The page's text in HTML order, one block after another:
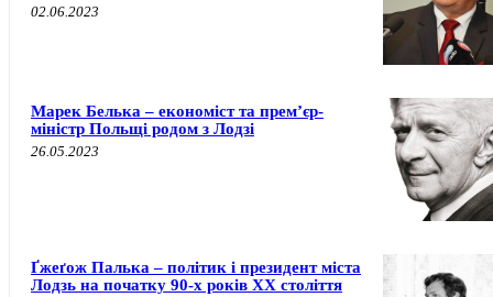
02.06.2023
Марек Белька – економіст та прем’єр-
міністр Польщі родом з Лодзі
26.05.2023
Ґжеґож Палька – політик і президент міста
Лодзь на початку 90-х років XX століття